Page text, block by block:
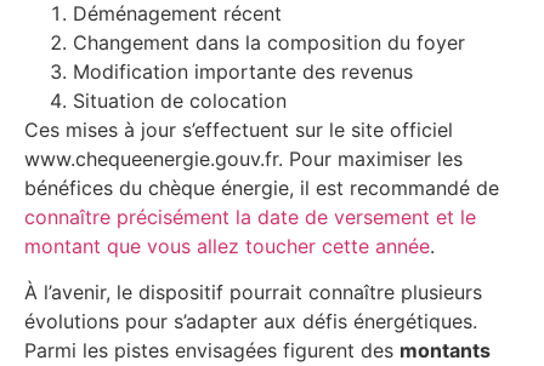
Déménagement récent
Changement dans la composition du foyer
Modification importante des revenus
Situation de colocation
Ces mises à jour s’effectuent sur le site officiel
www.chequeenergie.gouv.fr. Pour maximiser les
bénéfices du chèque énergie, il est recommandé de
connaître précisément la date de versement et le
montant que vous allez toucher cette année.
À l’avenir, le dispositif pourrait connaître plusieurs
évolutions pour s’adapter aux défis énergétiques.
Parmi les pistes envisagées figurent des montants